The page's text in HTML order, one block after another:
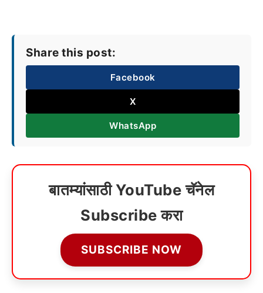
Share this post:
Facebook
X
WhatsApp
बातम्यांसाठी YouTube चॅनेल
Subscribe करा
SUBSCRIBE NOW